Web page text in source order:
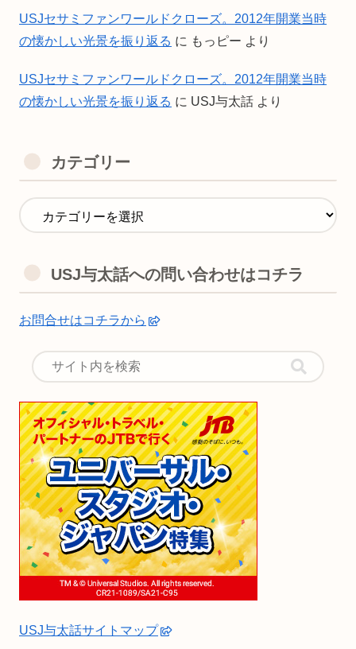
USJセサミファンワールドクローズ。2012年開業当時
の懐かしい光景を振り返る に もっピー より
USJセサミファンワールドクローズ。2012年開業当時
の懐かしい光景を振り返る に USJ与太話 より
カテゴリー
USJ与太話への問い合わせはコチラ
お問合せはコチラから
USJ与太話サイトマップ